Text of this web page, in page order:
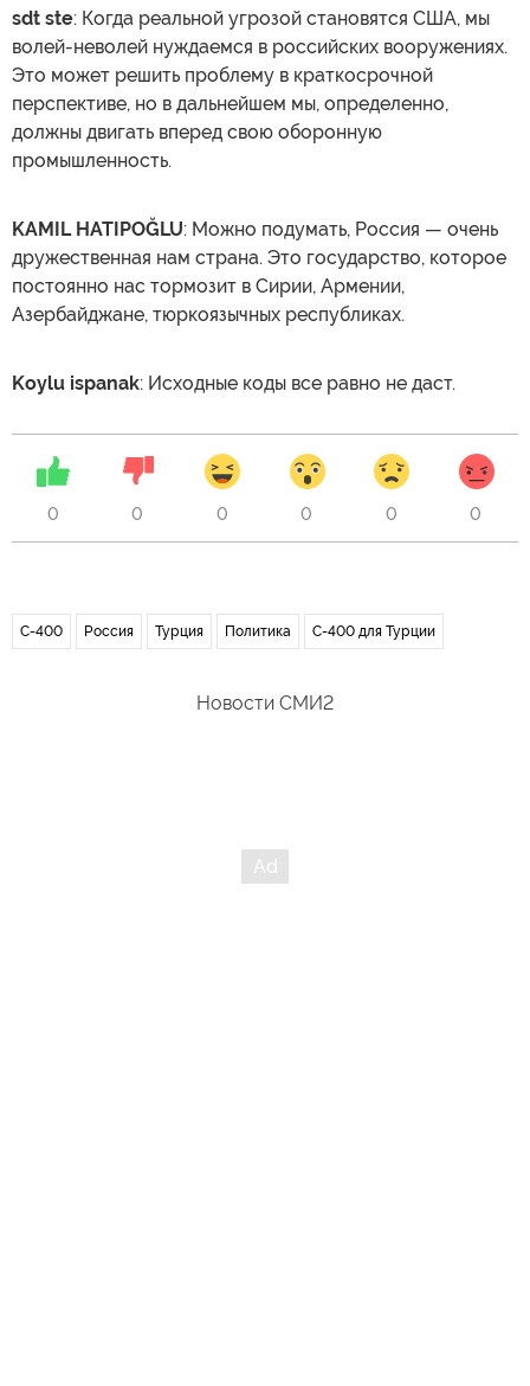
sdt ste: Когда реальной угрозой становятся США, мы
волей-неволей нуждаемся в российских вооружениях.
Это может решить проблему в краткосрочной
перспективе, но в дальнейшем мы, определенно,
должны двигать вперед свою оборонную
промышленность.
KAMIL HATIPOĞLU: Можно подумать, Россия — очень
дружественная нам страна. Это государство, которое
постоянно нас тормозит в Сирии, Армении,
Азербайджане, тюркоязычных республиках.
Koylu ispanak: Исходные коды все равно не даст.
0 0 0 0 0 0
С-400 Россия Турция Политика С-400 для Турции
Новости СМИ2